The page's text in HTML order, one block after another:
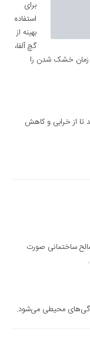
برای
استفاده
بهینه از
گچ آلفا،
زمان خشک شدن را
تا از خرابی و کاهش
ساختمانی صورت
محیطی می‌شود.